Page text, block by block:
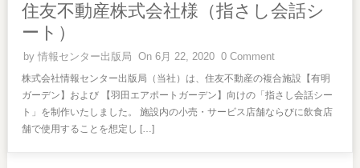
住友不動産株式会社様（指さし会話シ
ート）
by情報センター出版局 On 6月 22, 2020 0 Comment
株式会社情報センター出版局（当社）は、住友不動産の複合施設【有明
ガーデン】および 【羽田エアポートガーデン】向けの「指さし会話シー
ト」を制作いたしました。 施設内の小売・サービス店舗ならびに飲食店
舗で使用することを想定し […]